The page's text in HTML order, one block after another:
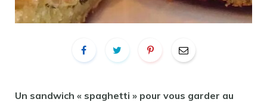
Un sandwich « spaghetti » pour vous garder au